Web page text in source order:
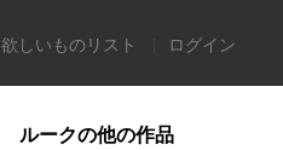
欲しいものリスト ログイン
ルークの他の作品